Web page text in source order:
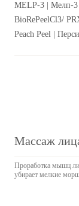
MELP-3 | Мелп-3
BioRePeelCl3/
Peach Peel |
Массаж
Проработка мышц
убирает мелкие